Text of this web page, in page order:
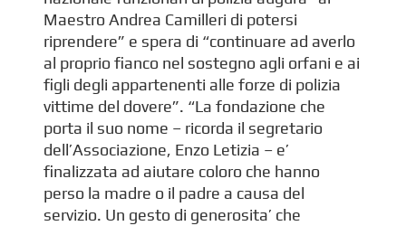
Maestro Andrea Camilleri di potersi
riprendere” e spera di “continuare ad averlo
al proprio fianco nel sostegno agli orfani e ai
figli degli appartenenti alle forze di polizia
vittime del dovere”. “La fondazione che
porta il suo nome – ricorda il segretario
dell’Associazione, Enzo Letizia – e’
finalizzata ad aiutare coloro che hanno
perso la madre o il padre a causa del
servizio. Un gesto di generosita’ che